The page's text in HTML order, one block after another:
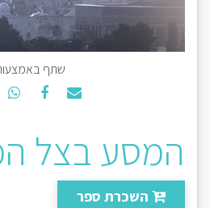
שתף
המסע בצל
השכרת ספר